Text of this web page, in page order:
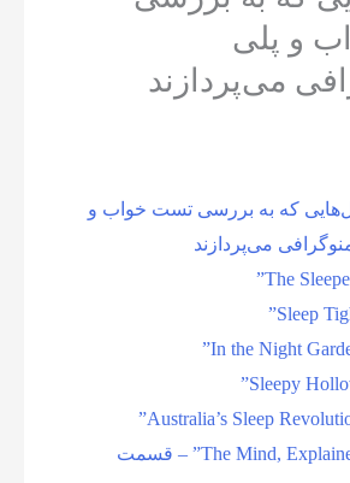
و پلی
می‌پردازند
که به بررسی تست خواب و
می‌پردازند
۶. “The Mind, Explained” – قسمت